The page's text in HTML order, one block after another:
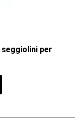
seggiolini per